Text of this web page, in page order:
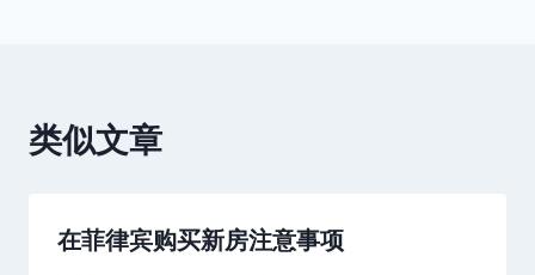
类似文章
在菲律宾购买新房注意事项